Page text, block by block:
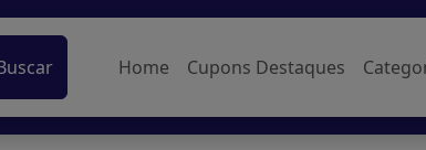
Home Cupons Destaques